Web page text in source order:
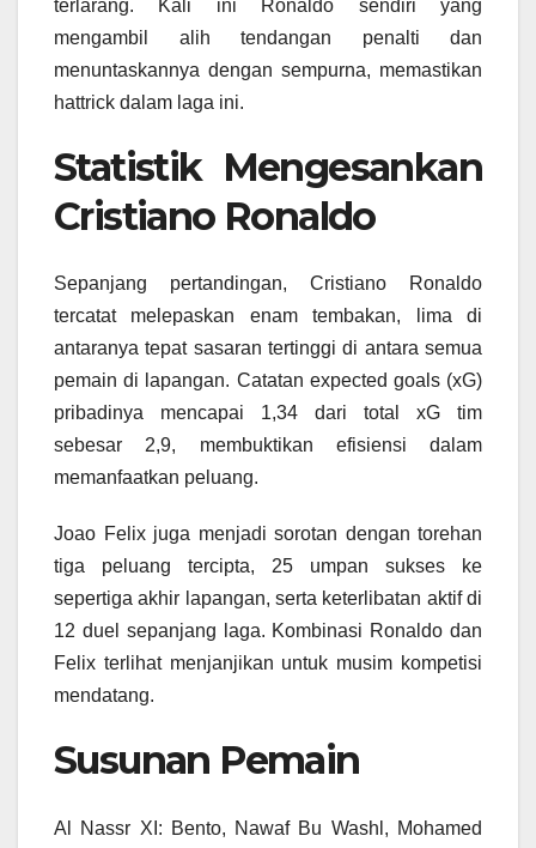
terlarang. Kali ini Ronaldo sendiri yang
mengambil alih tendangan penalti dan
menuntaskannya dengan sempurna, memastikan
hattrick dalam laga ini.
Statistik Mengesankan
Cristiano Ronaldo
Sepanjang pertandingan, Cristiano Ronaldo
tercatat melepaskan enam tembakan, lima di
antaranya tepat sasaran tertinggi di antara semua
pemain di lapangan. Catatan expected goals (xG)
pribadinya mencapai 1,34 dari total xG tim
sebesar 2,9, membuktikan efisiensi dalam
memanfaatkan peluang.
Joao Felix juga menjadi sorotan dengan torehan
tiga peluang tercipta, 25 umpan sukses ke
sepertiga akhir lapangan, serta keterlibatan aktif di
12 duel sepanjang laga. Kombinasi Ronaldo dan
Felix terlihat menjanjikan untuk musim kompetisi
mendatang.
Susunan Pemain
Al Nassr XI: Bento, Nawaf Bu Washl, Mohamed